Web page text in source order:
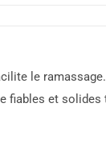
le
fiables et solides